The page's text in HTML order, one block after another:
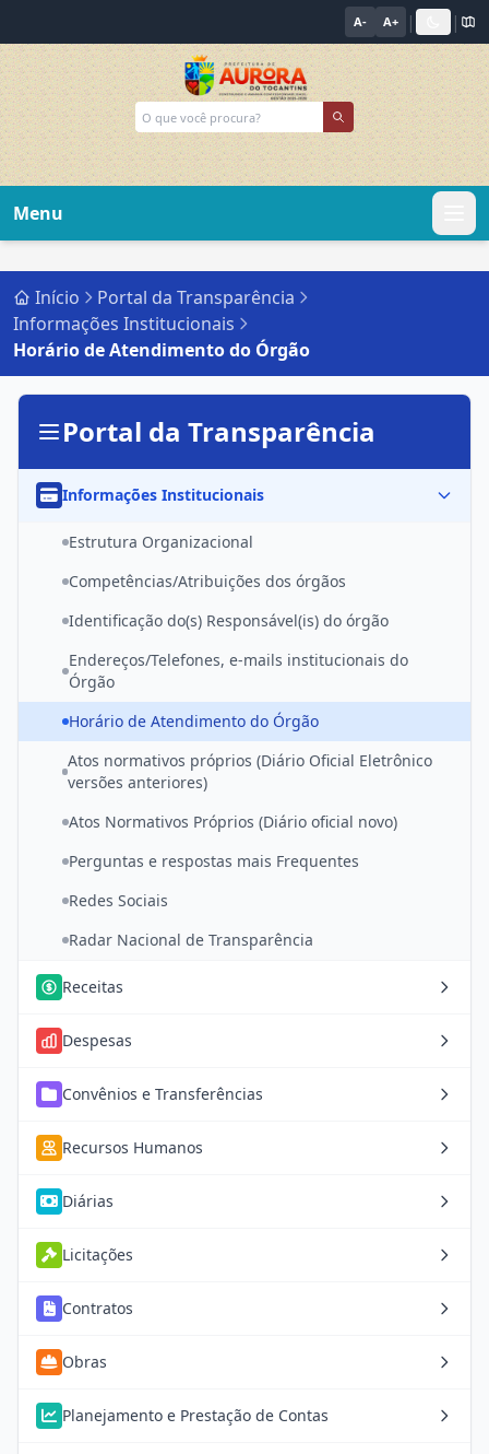
A- A+ | |
Menu
Início
Portal da Transparência
Informações Institucionais
Horário de Atendimento do Órgão
Portal da Transparência
Informações Institucionais
Estrutura Organizacional
Competências/Atribuições dos órgãos
Identificação do(s) Responsável(is) do órgão
Endereços/Telefones, e-mails institucionais do
Órgão
Horário de Atendimento do Órgão
Atos normativos próprios (Diário Oficial Eletrônico
versões anteriores)
Atos Normativos Próprios (Diário oficial novo)
Perguntas e respostas mais Frequentes
Redes Sociais
Radar Nacional de Transparência
Receitas
Despesas
Convênios e Transferências
Recursos Humanos
Diárias
Licitações
Contratos
Obras
Planejamento e Prestação de Contas